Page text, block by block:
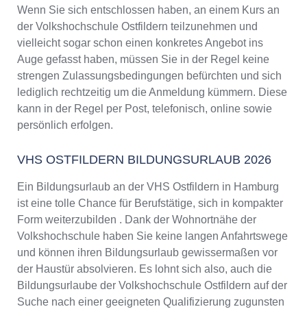
Wenn Sie sich entschlossen haben, an einem Kurs an
der Volkshochschule Ostfildern teilzunehmen und
vielleicht sogar schon einen konkretes Angebot ins
Auge gefasst haben, müssen Sie in der Regel keine
strengen Zulassungsbedingungen befürchten und sich
lediglich rechtzeitig um die Anmeldung kümmern. Diese
kann in der Regel per Post, telefonisch, online sowie
persönlich erfolgen.
VHS OSTFILDERN BILDUNGSURLAUB 2026
Ein Bildungsurlaub an der VHS Ostfildern in Hamburg
ist eine tolle Chance für Berufstätige, sich in kompakter
Form weiterzubilden . Dank der Wohnortnähe der
Volkshochschule haben Sie keine langen Anfahrtswege
und können ihren Bildungsurlaub gewissermaßen vor
der Haustür absolvieren. Es lohnt sich also, auch die
Bildungsurlaube der Volkshochschule Ostfildern auf der
Suche nach einer geeigneten Qualifizierung zugunsten